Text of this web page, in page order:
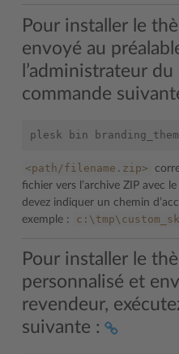
Pour installer le
envoyé au
l’administrateur
commande
<path/filename.zip>
fichier vers l’archive ZIP avec
devez indiquer un chemin
exemple :
Pour installer le
personnalisé et
revendeur,
suivante :